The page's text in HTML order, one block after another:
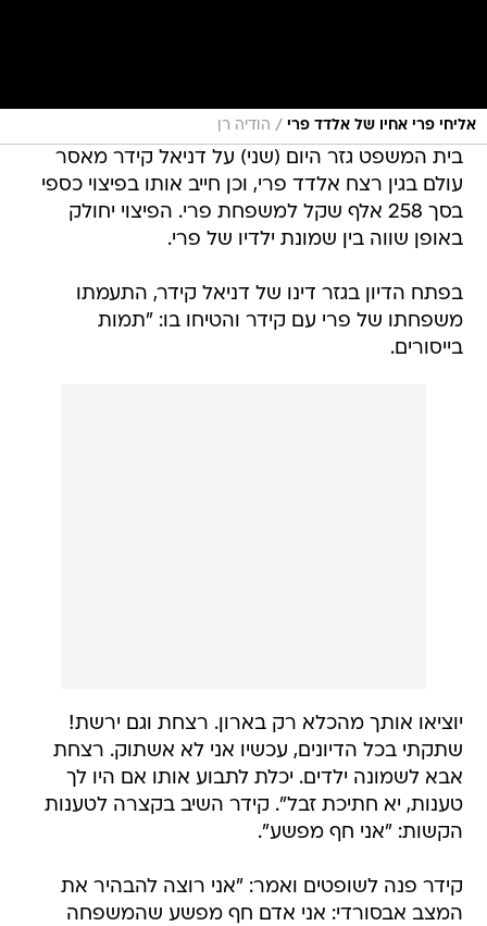
אליחי פרי אחיו של אלדד פרי / הודיה רן
בית המשפט גזר היום (שני) על דניאל קידר מאסר
עולם בגין רצח אלדד פרי, וכן חייב אותו בפיצוי כספי
בסך 258 אלף שקל למשפחת פרי. הפיצוי יחולק
באופן שווה בין שמונת ילדיו של פרי.
בפתח הדיון בגזר דינו של דניאל קידר, התעמתו
משפחתו של פרי עם קידר והטיחו בו: "תמות
בייסורים.
יוציאו אותך מהכלא רק בארון. רצחת וגם ירשת!
שתקתי בכל הדיונים, עכשיו אני לא אשתוק. רצחת
אבא לשמונה ילדים. יכלת לתבוע אותו אם היו לך
טענות, יא חתיכת זבל". קידר השיב בקצרה לטענות
הקשות: "אני חף מפשע".
קידר פנה לשופטים ואמר: "אני רוצה להבהיר את
המצב אבסורדי: אני אדם חף מפשע שהמשפחה